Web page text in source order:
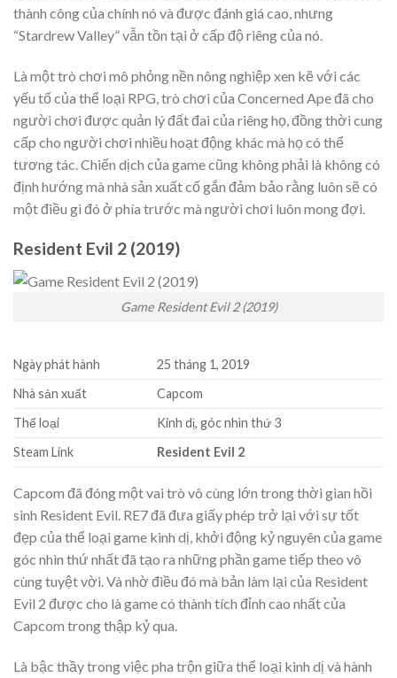
thành công của chính nó và được đánh giá cao, nhưng
“Stardrew Valley” vẫn tồn tại ở cấp độ riêng của nó.
Là một trò chơi mô phỏng nền nông nghiệp xen kẽ với các
yếu tố của thể loại RPG, trò chơi của Concerned Ape đã cho
người chơi được quản lý đất đai của riêng họ, đồng thời cung
cấp cho người chơi nhiều hoạt động khác mà họ có thể
tương tác. Chiến dịch của game cũng không phải là không có
định hướng mà nhà sản xuất cố gắn đảm bảo rằng luôn sẽ có
một điều gì đó ở phía trước mà người chơi luôn mong đợi.
Resident Evil 2 (2019)
Game Resident Evil 2 (2019)
Ngày phát hành
25 tháng 1, 2019
Nhà sản xuất
Capcom
Thể loại
Kinh dị, góc nhìn thứ 3
Steam Link
Resident Evil 2
Capcom đã đóng một vai trò vô cùng lớn trong thời gian hồi
sinh Resident Evil. RE7 đã đưa giấy phép trở lại với sự tốt
đẹp của thể loại game kinh dị, khởi động kỷ nguyên của game
góc nhìn thứ nhất đã tạo ra những phần game tiếp theo vô
cùng tuyệt vời. Và nhờ điều đó mà bản làm lại của Resident
Evil 2 được cho là game có thành tích đỉnh cao nhất của
Capcom trong thập kỷ qua.
Là bậc thầy trong việc pha trộn giữa thể loại kinh dị và hành